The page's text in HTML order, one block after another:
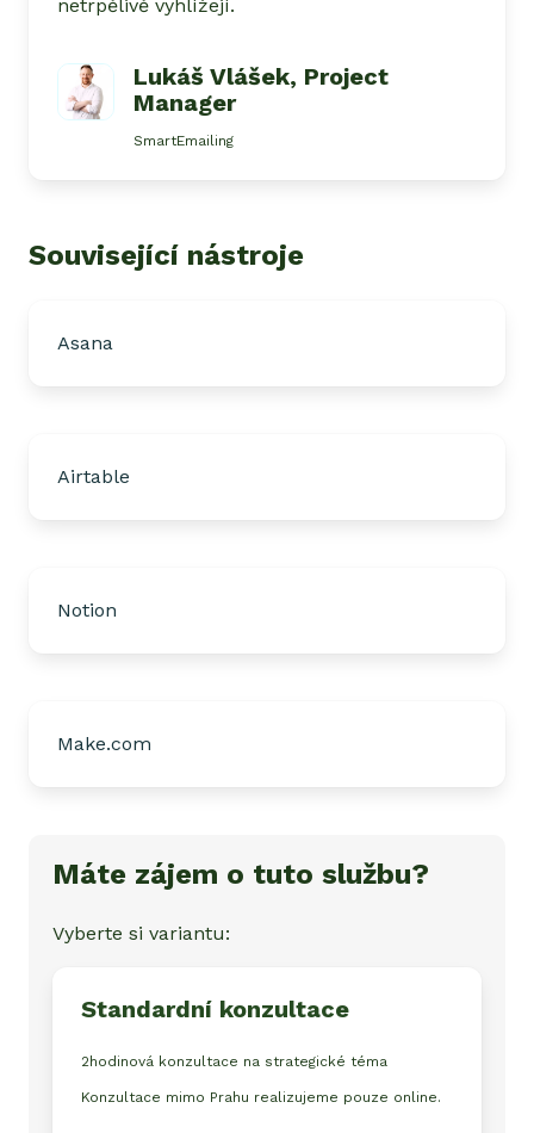
netrpělivě vyhlížejí.
Lukáš Vlášek, Project
Manager
SmartEmailing
Související nástroje
Asana
Airtable
Notion
Make.com
Máte zájem o tuto službu?
Vyberte si variantu:
Standardní konzultace
2hodinová konzultace na strategické téma
Konzultace mimo Prahu realizujeme pouze online.